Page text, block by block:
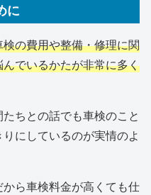
に
の費用や整備・修理に関
でいるかたが非常に多く
ちとの話でも車検のこと
にしているのが実情のよ
ら車検料金が高くても仕